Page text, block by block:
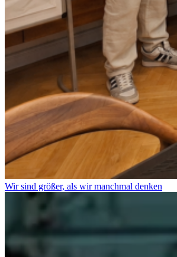
Wir sind größer, als wir manchmal denken